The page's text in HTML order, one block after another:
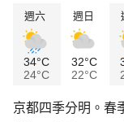
週六
34°C
24°C
週日
32°C
22°C
京都四季分明。春